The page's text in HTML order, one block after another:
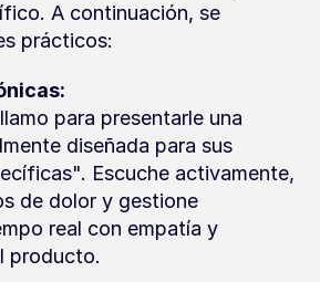
A continuación, se
prácticos:
para presentarle una
diseñada para sus
Escuche activamente,
de dolor y gestione
real con empatía y
producto.